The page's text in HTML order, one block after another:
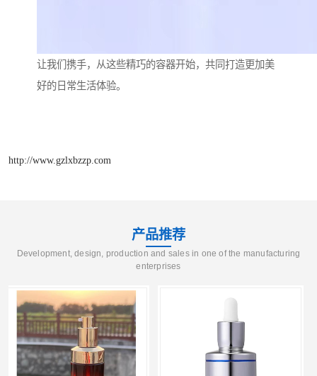
让我们携手，从这些精巧的容器开始，共同打造更加美
好的日常生活体验。
http://www.gzlxbzzp.com
产品推荐
Development, design, production and sales in one of the manufacturing
enterprises